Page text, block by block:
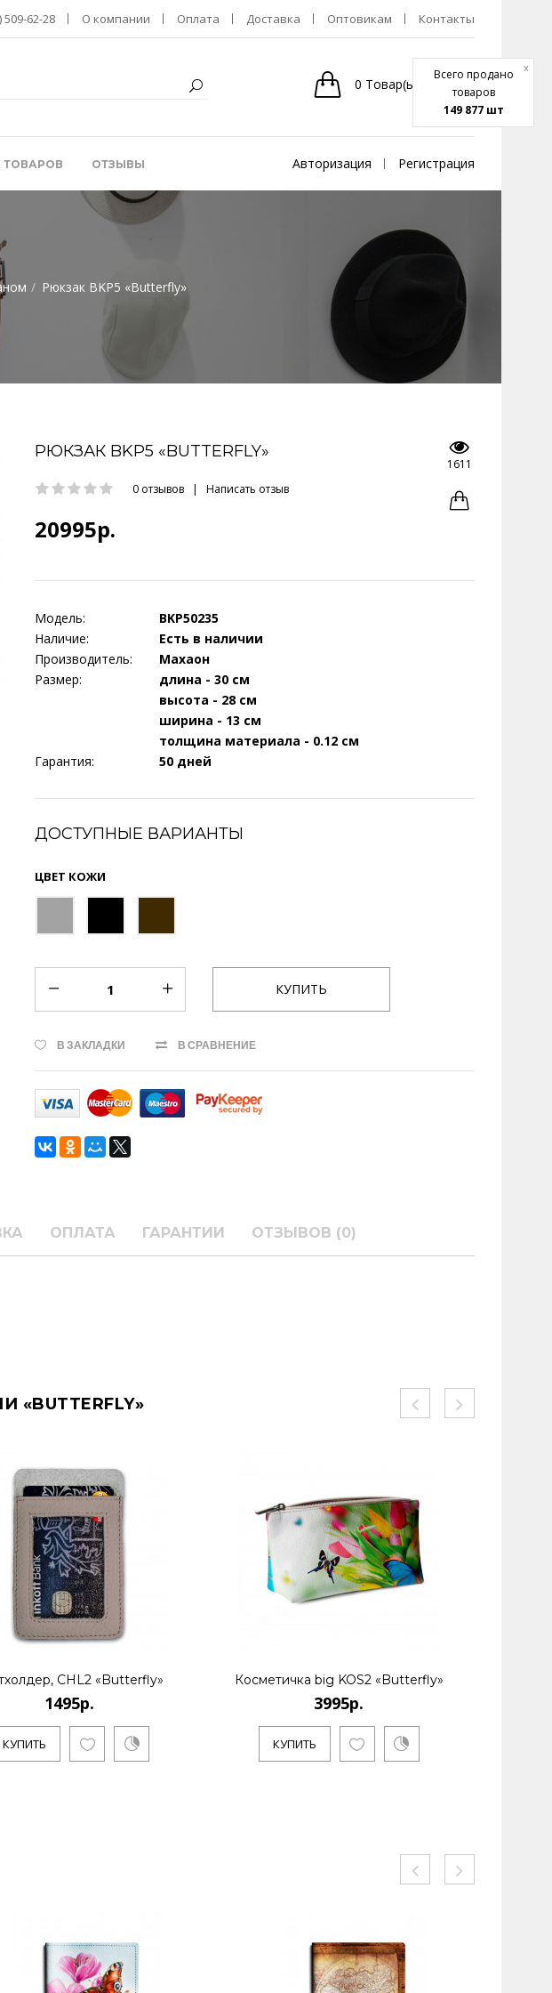
Всего продано
товаров
149 877 шт
x
509-62-28 О компании Оплата Доставка Оптовикам Контакты
0 Товар(ы) 0р.
ОТЗЫВЫ Авторизация Регистрация
Рюкзак BKP5 «Butterfly»
РЮКЗАК BKP5 «BUTTERFLY»
0 отзывов | Написать отзыв
20995р.
1611
Модель:
BKP50235
Наличие:
Есть в наличии
Производитель:
Махаон
Размер:
длина - 30 см
высота - 28 см
ширина - 13 см
толщина материала - 0.12 см
Гарантия:
50 дней
ДОСТУПНЫЕ ВАРИАНТЫ
ЦВЕТ КОЖИ
В ЗАКЛАДКИ В СРАВНЕНИЕ
ОПЛАТА ГАРАНТИИ ОТЗЫВОВ (0)
CHL2 «Butterfly»
1495р.
КУПИТЬ
Косметичка big KOS2 «Butterfly»
3995р.
КУПИТЬ